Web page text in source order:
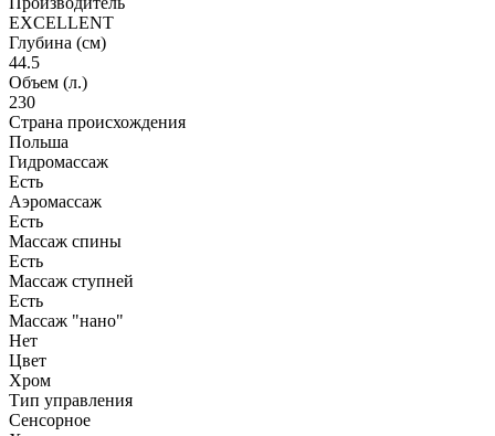
EXCELLENT
Глубина (см)
44.5
Объем (л.)
230
Страна происхождения
Польша
Гидромассаж
Есть
Аэромассаж
Есть
Массаж спины
Есть
Массаж ступней
Есть
Массаж "нано"
Нет
Цвет
Хром
Тип управления
Сенсорное